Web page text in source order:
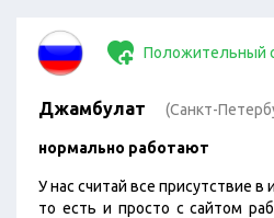
Положительный
Джамбулат (Санкт-
нормально работают
У нас считай все присутствие
то есть и просто с сайтом